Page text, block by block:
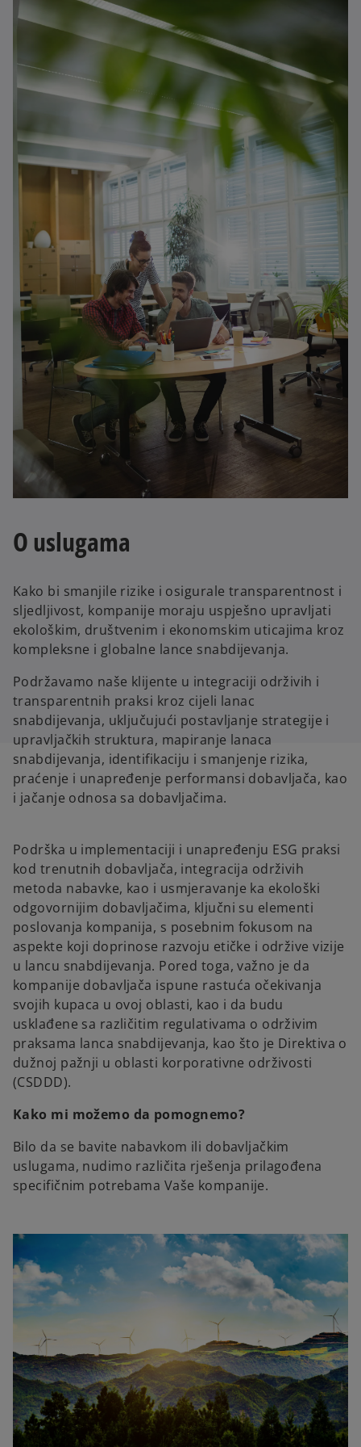
O uslugama
Kako bi smanjile rizike i osigurale transparentnost i
sljedljivost, kompanije moraju uspješno upravljati
ekološkim, društvenim i ekonomskim uticajima kroz
kompleksne i globalne lance snabdijevanja.
Podržavamo naše klijente u integraciji održivih i
transparentnih praksi kroz cijeli lanac
snabdijevanja, uključujući postavljanje strategije i
upravljačkih struktura, mapiranje lanaca
snabdijevanja, identifikaciju i smanjenje rizika,
praćenje i unapređenje performansi dobavljača, kao
i jačanje odnosa sa dobavljačima.
Podrška u implementaciji i unapređenju ESG praksi
kod trenutnih dobavljača, integracija održivih
metoda nabavke, kao i usmjeravanje ka ekološki
odgovornijim dobavljačima, ključni su elementi
poslovanja kompanija, s posebnim fokusom na
aspekte koji doprinose razvoju etičke i održive vizije
u lancu snabdijevanja. Pored toga, važno je da
kompanije dobavljača ispune rastuća očekivanja
svojih kupaca u ovoj oblasti, kao i da budu
usklađene sa različitim regulativama o održivim
praksama lanca snabdijevanja, kao što je Direktiva o
dužnoj pažnji u oblasti korporativne održivosti
(CSDDD).
Kako mi možemo da pomognemo?
Bilo da se bavite nabavkom ili dobavljačkim
uslugama, nudimo različita rješenja prilagođena
specifičnim potrebama Vaše kompanije.